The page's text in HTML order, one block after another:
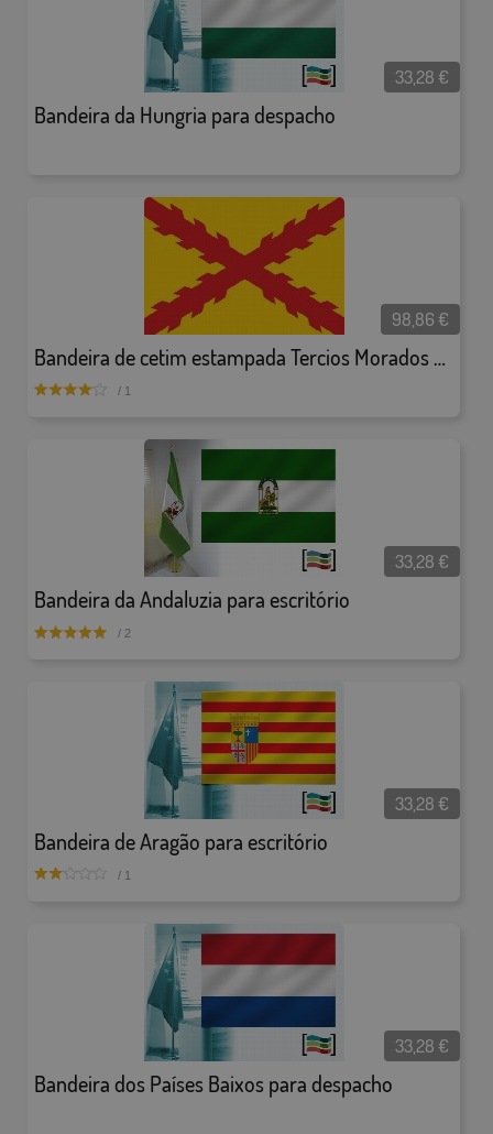
Bandeira da Hungria para despacho
33,28 €
Bandeira de cetim estampada Tercios Morados Viejos
98,86 €
/ 1
Bandeira da Andaluzia para escritório
33,28 €
/ 2
Bandeira de Aragão para escritório
33,28 €
/ 1
Bandeira dos Países Baixos para despacho
33,28 €